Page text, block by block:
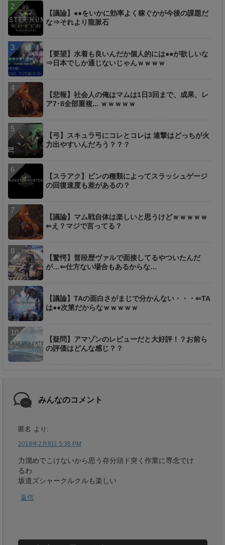
【議論】●●をいかに効率よく稼ぐかが今後の課題だ
な⇒それより龍脈石
【要望】水着も良いんだか個人的には●●が欲しいな
⇒日本でしか通じないじゃんｗｗｗｗ
【悲報】社会人の俺はマムは1日3回まで、成果、レ
ア7･8全部重複... ｗｗｗｗｗ
【弓】スキュラ弓にコレとコレは 連撃はどっちが火
力出やすいんだろう？？？
【スラアク】ビンの種類によってスラッシュゲージ
の回復速度も差があるの？
【議論】マム戦自体は楽しいと思うけどｗｗｗｗｗ
⇐え？マジで言ってる？
【驚愕】普段歴ヴァルで面接してるやついたんだ
が…⇐仕方ない場合もあるからな…
【議論】TAの面白さがまじで分かんない・・・⇐TA
は●●次第だからなｗｗｗｗｗ
【疑問】アマゾンのレビューだと大好評！？お前ら
の評価はどんな感じ？？
みんなのコメント
匿名 より:
2018年2月9日 5:36 PM
力溜めでこけないから思う存分頭ド突く作業に専念でけ
るわ
坂道ズシャークルクルも楽しい
返信